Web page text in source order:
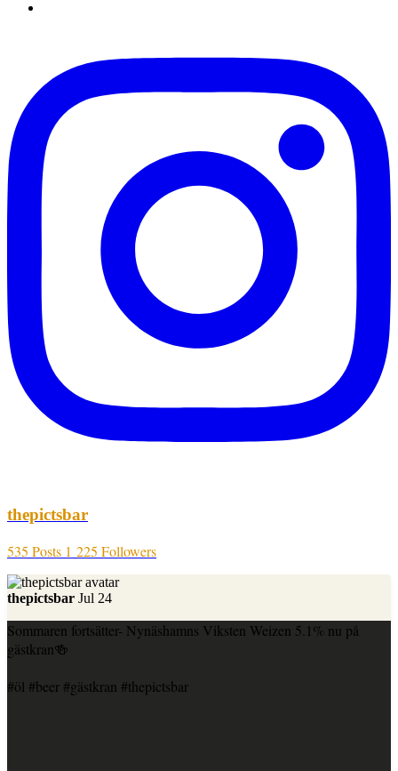
thepictsbar
535 Posts 1 225 Followers
thepictsbar Jul 24
Sommaren fortsätter- Nynäshamns Viksten Weizen 5.1% nu på
gästkran🍻
#öl #beer #gästkran #thepictsbar